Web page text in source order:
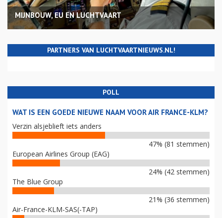
MIJNBOUW, EU EN LUCHTVAART
PARTNERS VAN LUCHTVAARTNIEUWS.NL!
POLL
WAT IS EEN GOEDE NIEUWE NAAM VOOR AIR FRANCE-KLM?
Verzin alsjeblieft iets anders
47% (81 stemmen)
European Airlines Group (EAG)
24% (42 stemmen)
The Blue Group
21% (36 stemmen)
Air-France-KLM-SAS(-TAP)